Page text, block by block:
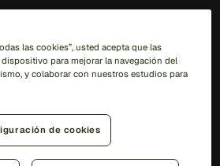
las cookies”, usted acepta que las
para mejorar la navegación del
y colaborar con nuestros estudios para
de cookies